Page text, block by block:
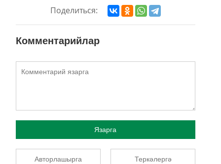
Поделиться:
Комментарийлар
Язарга
Авторлашырга Теркәлергә